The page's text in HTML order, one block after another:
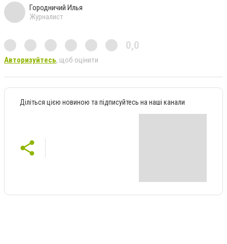
Городничий Илья
Журналист
0,0
Авторизуйтесь, щоб оцінити
Діліться цією новиною та підписуйтесь на наші канали